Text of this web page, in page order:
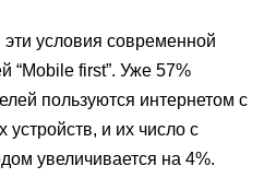
эти условия современной
“Mobile first”. Уже 57%
пользуются интернетом с
устройств, и их число с
увеличивается на 4%.